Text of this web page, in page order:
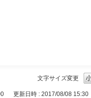
文字サイズ変更
更新日時 : 2017/08/08 15:30